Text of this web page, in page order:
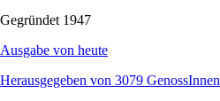
Gegründet 1947
Ausgabe von heute
Herausgegeben von 3079 GenossInnen